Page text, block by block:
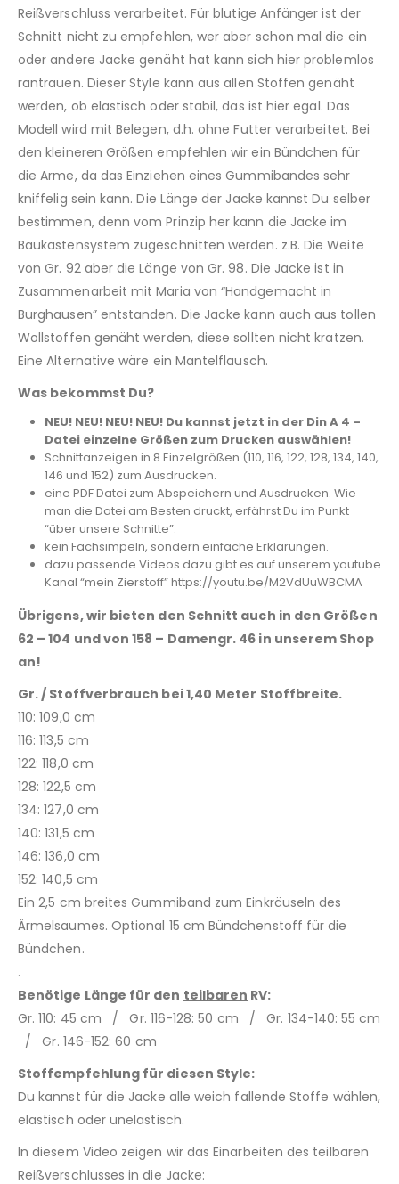
Reißverschluss verarbeitet. Für blutige Anfänger ist der
Schnitt nicht zu empfehlen, wer aber schon mal die ein
oder andere Jacke genäht hat kann sich hier problemlos
rantrauen. Dieser Style kann aus allen Stoffen genäht
werden, ob elastisch oder stabil, das ist hier egal. Das
Modell wird mit Belegen, d.h. ohne Futter verarbeitet. Bei
den kleineren Größen empfehlen wir ein Bündchen für
die Arme, da das Einziehen eines Gummibandes sehr
kniffelig sein kann. Die Länge der Jacke kannst Du selber
bestimmen, denn vom Prinzip her kann die Jacke im
Baukastensystem zugeschnitten werden. z.B. Die Weite
von Gr. 92 aber die Länge von Gr. 98. Die Jacke ist in
Zusammenarbeit mit Maria von “Handgemacht in
Burghausen” entstanden. Die Jacke kann auch aus tollen
Wollstoffen genäht werden, diese sollten nicht kratzen.
Eine Alternative wäre ein Mantelflausch.
Was bekommst Du?
NEU! NEU! NEU! NEU! Du kannst jetzt in der Din A 4 –
Datei einzelne Größen zum Drucken auswählen!
Schnittanzeigen in 8 Einzelgrößen (110, 116, 122, 128, 134, 140,
146 und 152) zum Ausdrucken.
eine PDF Datei zum Abspeichern und Ausdrucken. Wie
man die Datei am Besten druckt, erfährst Du im Punkt
“über unsere Schnitte”.
kein Fachsimpeln, sondern einfache Erklärungen.
dazu passende Videos dazu gibt es auf unserem youtube
Kanal “mein Zierstoff” https://youtu.be/M2VdUuWBCMA
Übrigens, wir bieten den Schnitt auch in den Größen
62 – 104 und von 158 – Damengr. 46 in unserem Shop
an!
Gr. / Stoffverbrauch bei 1,40 Meter Stoffbreite.
110: 109,0 cm
116: 113,5 cm
122: 118,0 cm
128: 122,5 cm
134: 127,0 cm
140: 131,5 cm
146: 136,0 cm
152: 140,5 cm
Ein 2,5 cm breites Gummiband zum Einkräuseln des
Ärmelsaumes. Optional 15 cm Bündchenstoff für die
Bündchen.
.
Benötige Länge für den teilbaren RV:
Gr. 110: 45 cm / Gr. 116-128: 50 cm / Gr. 134-140: 55 cm
/ Gr. 146-152: 60 cm
Stoffempfehlung für diesen Style:
Du kannst für die Jacke alle weich fallende Stoffe wählen,
elastisch oder unelastisch.
In diesem Video zeigen wir das Einarbeiten des teilbaren
Reißverschlusses in die Jacke: